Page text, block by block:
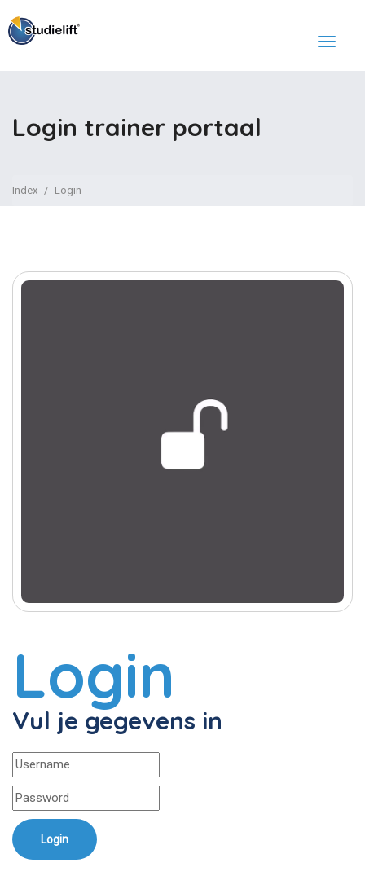
Login trainer portaal
Index Login
Login
Vul je gegevens in
Login